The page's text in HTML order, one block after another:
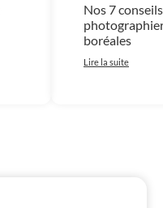
Nos 7
boréales
Lire la suite